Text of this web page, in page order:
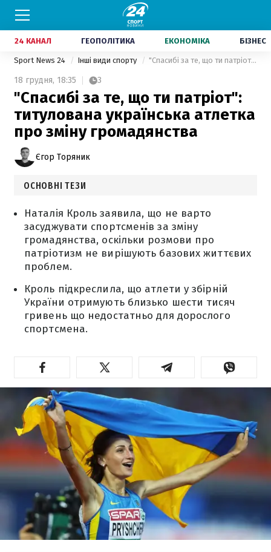
24 КАНАЛ ГЕОПОЛІТИКА ЕКОНОМІКА БІЗНЕС
Sport News 24 Інші види спорту "Спасибі за те, що ти патріот": титулована українська атлетка про зміну громадянства
18 грудня, 18:35 3
"Спасибі за те, що ти патріот":
титулована українська атлетка
про зміну громадянства
Єгор Торяник
ОСНОВНІ ТЕЗИ
Наталія Кроль заявила, що не варто
засуджувати спортсменів за зміну
громадянства, оскільки розмови про
патріотизм не вирішують базових життєвих
проблем.
Кроль підкреслила, що атлети у збірній
України отримують близько шести тисяч
гривень що недостатньо для дорослого
спортсмена.